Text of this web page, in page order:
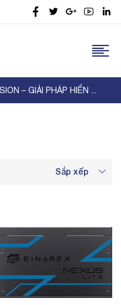
– GIẢI PHÁP HIỂN ...
Sắp xếp